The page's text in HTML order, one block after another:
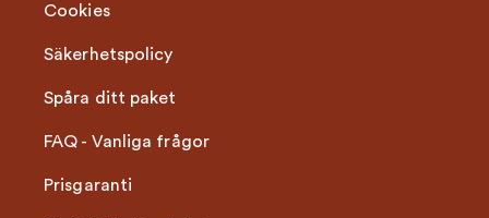
Cookies
Säkerhetspolicy
Spåra ditt paket
FAQ - Vanliga frågor
Prisgaranti